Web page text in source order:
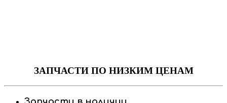
ЗАПЧАСТИПО НИЗКИМ ЦЕНАМ